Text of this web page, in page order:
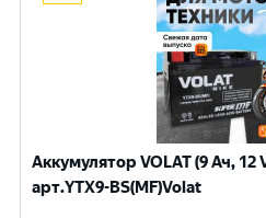
Аккумулятор VOLAT (9 Ач, 12
арт.YTX9-BS(MF)Volat